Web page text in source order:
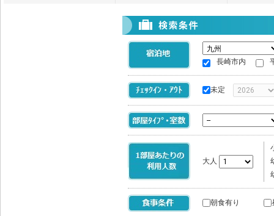
長崎市内
未定
大人
朝食有り